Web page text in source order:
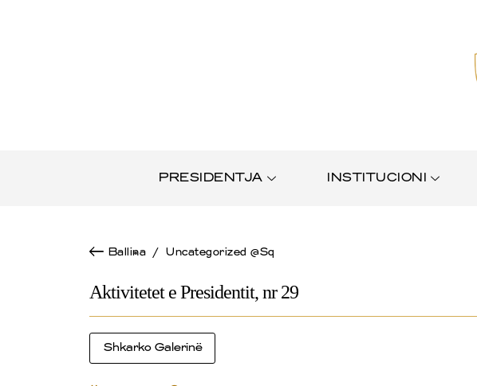
PRESIDENTJA INSTITUCIONI
Ballina/ Uncategorized @sq
Aktivitetet e Presidentit, nr 29
Shkarko Galerinë